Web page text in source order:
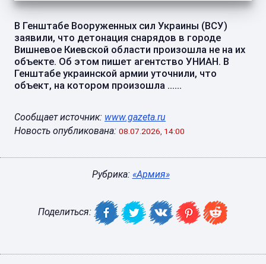
В Генштабе Вооруженных сил Украины (ВСУ)
заявили, что детонация снарядов в городе
Вишневое Киевской области произошла не на их
объекте. Об этом пишет агентство УНИАН. В
Генштабе украинской армии уточнили, что
объект, на котором произошла ......
Сообщает источник: www.gazeta.ru
Новость опубликована: 08.07.2026, 14:00
Рубрика: «Армия»
Поделиться: